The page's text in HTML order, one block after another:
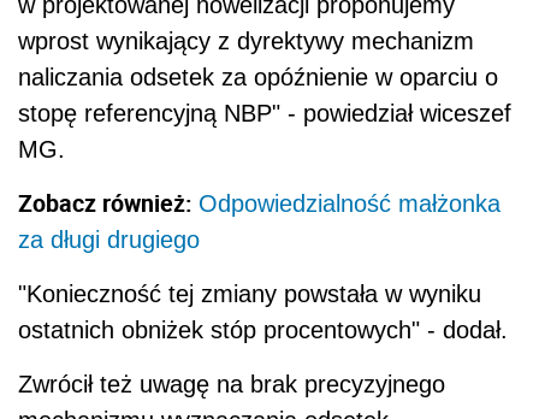
wprost wynikający z dyrektywy mechanizm
naliczania odsetek za opóźnienie w oparciu o
stopę referencyjną NBP" - powiedział wiceszef
MG.
Zobacz również: Odpowiedzialność małżonka
za długi drugiego
"Konieczność tej zmiany powstała w wyniku
ostatnich obniżek stóp procentowych" - dodał.
Zwrócił też uwagę na brak precyzyjnego